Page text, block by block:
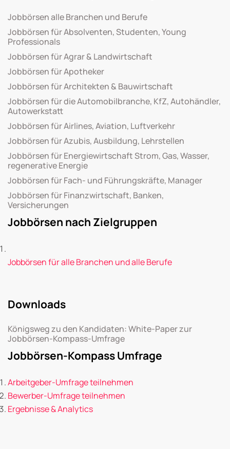
Jobbörsen alle Branchen und Berufe
Jobbörsen für Absolventen, Studenten, Young
Professionals
Jobbörsen für Agrar & Landwirtschaft
Jobbörsen für Apotheker
Jobbörsen für Architekten & Bauwirtschaft
Jobbörsen für die Automobilbranche, KfZ, Autohändler,
Autowerkstatt
Jobbörsen für Airlines, Aviation, Luftverkehr
Jobbörsen für Azubis, Ausbildung, Lehrstellen
Jobbörsen für Energiewirtschaft Strom, Gas, Wasser,
regenerative Energie
Jobbörsen für Fach- und Führungskräfte, Manager
Jobbörsen für Finanzwirtschaft, Banken,
Versicherungen
Jobbörsen nach Zielgruppen
Jobbörsen für alle Branchen und alle Berufe
Downloads
Königsweg zu den Kandidaten: White-Paper zur
Jobbörsen-Kompass-Umfrage
Jobbörsen-Kompass Umfrage
Arbeitgeber-Umfrage teilnehmen
Bewerber-Umfrage teilnehmen
Ergebnisse & Analytics